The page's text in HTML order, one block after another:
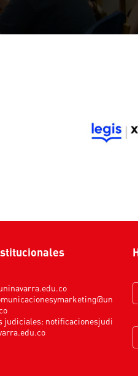
judiciales: notificacionesjudi